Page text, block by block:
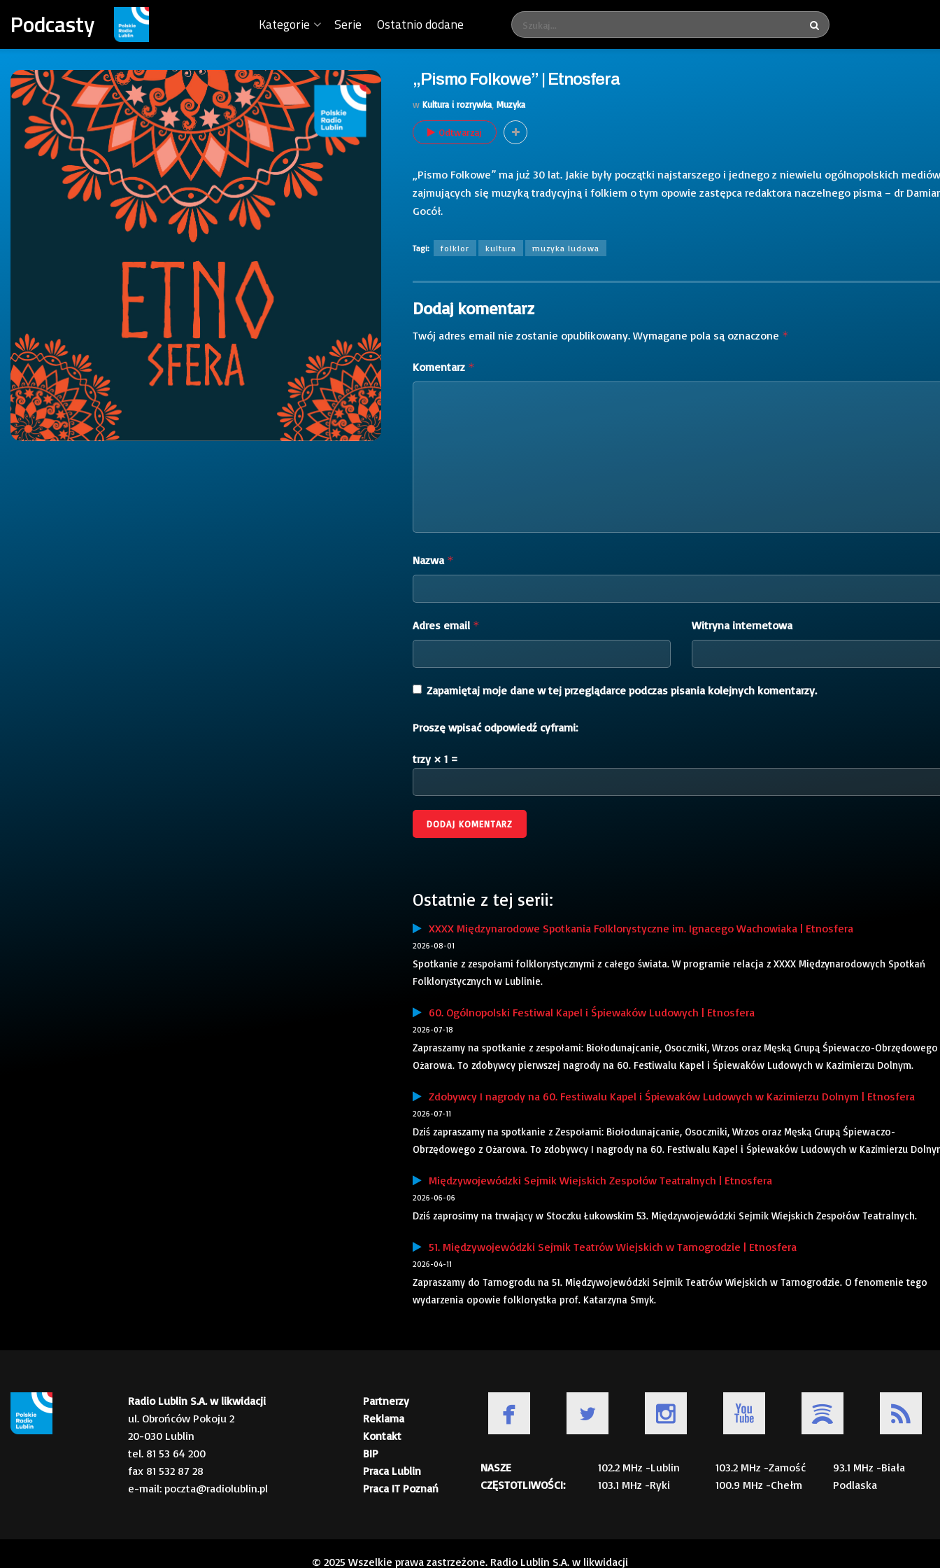
Podcasty Kategorie Serie Ostatnio dodane
„Pismo Folkowe” | Etnosfera
w Kultura i rozrywka Muzyka
Odtwarzaj
„Pismo Folkowe” ma już 30 lat. Jakie były początki najstarszego i jednego z niewielu ogólnopolskich mediów
zajmujących się muzyką tradycyjną i folkiem o tym opowie zastępca redaktora naczelnego pisma – dr
Gocół.
Tagi: folklor kultura muzyka ludowa
Dodaj komentarz
Twój adres email nie zostanie opublikowany. Wymagane pola są oznaczone *
Komentarz *
Nazwa *
Adres email * Witryna internetowa
Zapamiętaj moje dane w tej przeglądarce podczas pisania kolejnych komentarzy.
Proszę wpisać odpowiedź cyframi:
trzy × 1 =
Ostatnie z tej serii:
XXXX Międzynarodowe Spotkania Folklorystyczne im. Ignacego Wachowiaka | Etnosfera
2026-08-01
Spotkanie z zespołami folklorystycznymi z całego świata. W programie relacja z XXXX Międzynarodowych Spotkań
Folklorystycznych w Lublinie.
60. Ogólnopolski Festiwal Kapel i Śpiewaków Ludowych | Etnosfera
2026-07-18
Zapraszamy na spotkanie z zespołami: Biołodunajcanie, Osoczniki, Wrzos oraz Męską Grupą Śpiewaczo-Obrzędowego
Ożarowa. To zdobywcy pierwszej nagrody na 60. Festiwalu Kapel i Śpiewaków Ludowych w Kazimierzu Dolnym.
Zdobywcy I nagrody na 60. Festiwalu Kapel i Śpiewaków Ludowych w Kazimierzu Dolnym | Etnosfera
2026-07-11
Dziś zapraszamy na spotkanie z Zespołami: Biołodunajcanie, Osoczniki, Wrzos oraz Męską Grupą Śpiewaczo-
Obrzędowego z Ożarowa. To zdobywcy I nagrody na 60. Festiwalu Kapel i Śpiewaków Ludowych w Kazimierzu
Międzywojewódzki Sejmik Wiejskich Zespołów Teatralnych | Etnosfera
2026-06-06
Dziś zaprosimy na trwający w Stoczku Łukowskim 53. Międzywojewódzki Sejmik Wiejskich Zespołów Teatralnych.
51. Międzywojewódzki Sejmik Teatrów Wiejskich w Tarnogrodzie | Etnosfera
2026-04-11
Zapraszamy do Tarnogrodu na 51. Międzywojewódzki Sejmik Teatrów Wiejskich w Tarnogrodzie. O fenomenie tego
wydarzenia opowie folklorystka prof. Katarzyna Smyk.
Radio Lublin S.A. w likwidacji
ul. Obrońców Pokoju 2
20-030 Lublin
tel. 81 53 64 200
fax 81 532 87 28
e-mail: poczta@radiolublin.pl
Partnerzy
Reklama
Kontakt
BIP
Praca Lublin
Praca IT Poznań
NASZE
CZĘSTOTLIWOŚCI:
102.2 MHz -Lublin
103.1 MHz -Ryki
103.2 MHz -Zamość
100.9 MHz -Chełm
93.1 MHz -Biała
Podlaska
© 2025 Wszelkie prawa zastrzeżone. Radio Lublin S.A. w likwidacji